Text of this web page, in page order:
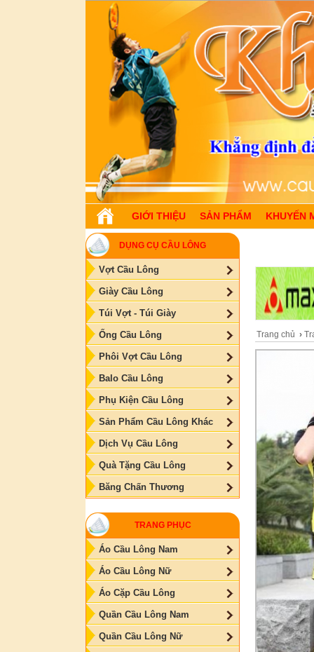
GIỚI THIỆU SẢN PHẨM KHUYẾN
DỤNG CỤ CẦU LÔNG
Vợt Cầu Lông
Giày Cầu Lông
Túi Vợt - Túi Giày
Ống Cầu Lông
Phôi Vợt Cầu Lông
Balo Cầu Lông
Phụ Kiện Cầu Lông
Sản Phẩm Cầu Lông Khác
Dịch Vụ Cầu Lông
Quà Tặng Cầu Lông
Băng Chấn Thương
TRANG PHỤC
Áo Cầu Lông Nam
Áo Cầu Lông Nữ
Áo Cặp Cầu Lông
Quần Cầu Lông Nam
Quần Cầu Lông Nữ
Trang chủ ›